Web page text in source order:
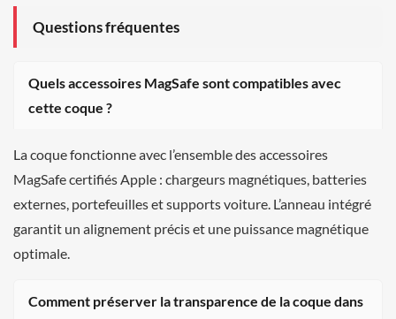
Questions fréquentes
Quels accessoires MagSafe sont compatibles avec
cette coque ?
La coque fonctionne avec l’ensemble des accessoires
MagSafe certifiés Apple : chargeurs magnétiques, batteries
externes, portefeuilles et supports voiture. L’anneau intégré
garantit un alignement précis et une puissance magnétique
optimale.
Comment préserver la transparence de la coque dans